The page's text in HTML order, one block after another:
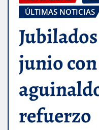
ÚLTIMAS NOTICIAS
junio
refuerzo